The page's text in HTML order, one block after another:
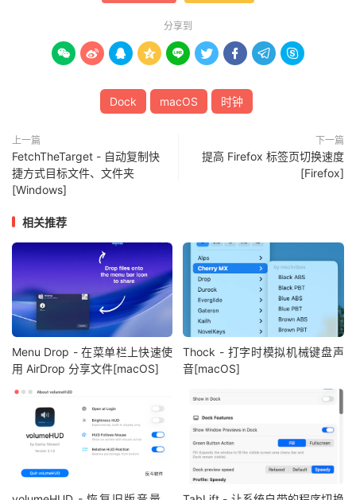
分享到
        
Dock macOS 时钟
上一篇
FetchTheTarget - 自动复制快
捷方式目标文件、文件夹
[Windows]
下一篇
提高 Firefox 标签页切换速度
[Firefox]
相关推荐
Menu Drop - 在菜单栏上快速使
用 AirDrop 分享文件[macOS]
Thock - 打字时模拟机械键盘声
音[macOS]